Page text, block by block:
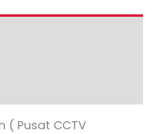
( Pusat CCTV